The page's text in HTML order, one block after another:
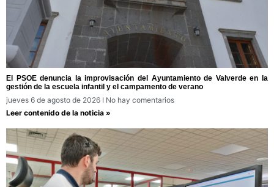
El PSOE denuncia la improvisación del Ayuntamiento de Valverde en la
gestión de la escuela infantil y el campamento de verano
jueves 6 de agosto de 2026
No hay comentarios
Leer contenido de la noticia »